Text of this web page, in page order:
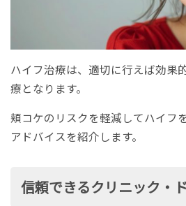
ハイフ治療は、適切に行えば効果
療となります。
頬コケのリスクを軽減してハイフ
アドバイスを紹介します。
信頼できるクリニック・